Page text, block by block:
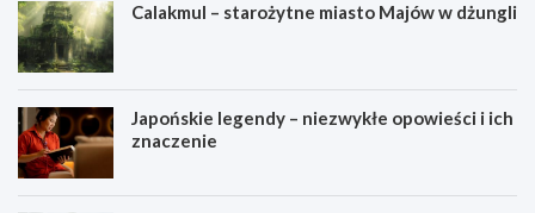
Calakmul – starożytne miasto Majów w dżungli
Japońskie legendy – niezwykłe opowieści i ich
znaczenie